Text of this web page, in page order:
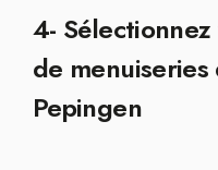
4-
de
Pepingen